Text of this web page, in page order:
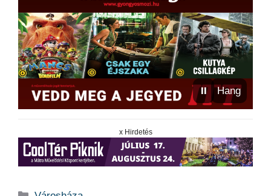
⏸ Hang
x Hirdetés